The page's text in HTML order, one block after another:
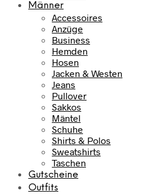
Männer
Accessoires
Anzüge
Business
Hemden
Hosen
Jacken & Westen
Jeans
Pullover
Sakkos
Mäntel
Schuhe
Shirts & Polos
Sweatshirts
Taschen
Gutscheine
Outfits